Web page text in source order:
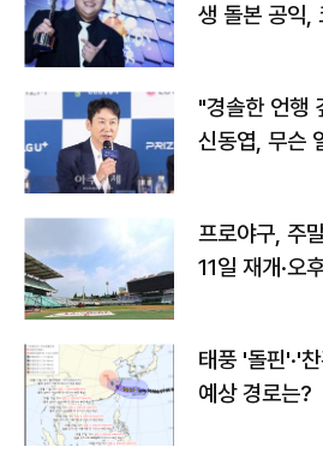
생 돌본 공익,
"경솔한 언행
신동엽, 무슨
프로야구, 주
11일 재개·오
태풍 '돌핀'·'
예상 경로는?